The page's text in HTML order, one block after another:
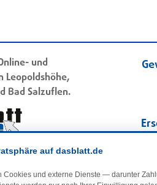
und
Leopoldshöhe,
Bad Salzuflen.
auf dasblatt.de
Cookies und externe Dienste — darunter